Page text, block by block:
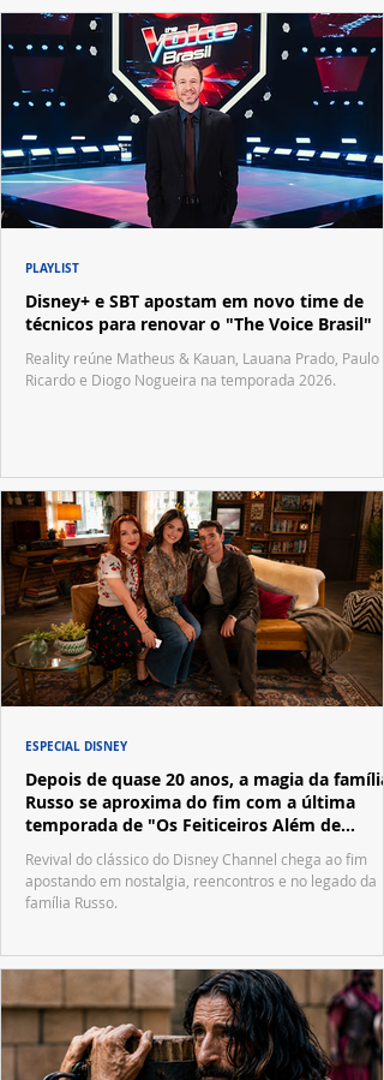
Disney+ e SBT apostam em novo time de
técnicos para renovar o "The Voice Brasil"
Reality reúne Matheus & Kauan, Lauana Prado, Paulo
Ricardo e Diogo Nogueira na temporada 2026.
PLAYLIST
Depois de quase 20 anos, a magia da família
Russo se aproxima do fim com a última
temporada de "Os Feiticeiros Além de
Waverly Place"
Revival do clássico do Disney Channel chega ao fim
apostando em nostalgia, reencontros e no legado da
família Russo.
ESPECIAL DISNEY